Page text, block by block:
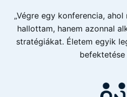
„Végre egy konferencia,
hallottam, hanem azonnal
stratégiákat. Életem egyik
befektetése